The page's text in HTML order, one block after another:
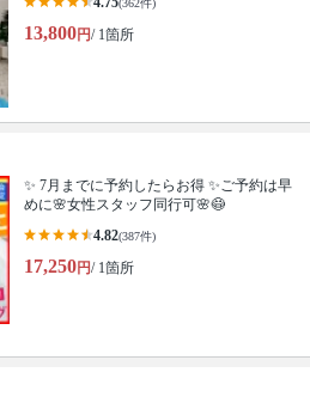
(362件)
13,800円/ 1箇所
✨ 7月までに予約したらお得 ✨ご予約は早
めに🌸女性スタッフ同行可🌸😷
4.82(387件)
17,250円/ 1箇所